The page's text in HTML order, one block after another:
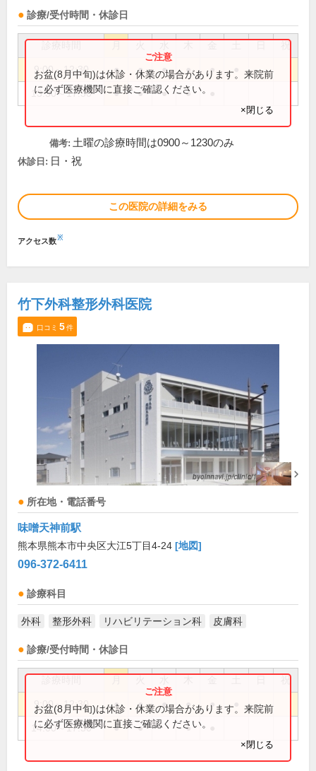
診療/受付時間・休診日
祝
9:00～12:30 ● ● ● ● ●
13:30～17:30 ● ● ● ●
お盆(8月中旬)は休診・休業の場合があります。来院前
に必ず医療機関に直接ご確認ください。
×閉じる
備考: 土曜の診療時間は0900～1230のみ
休診日: 日・祝
この医院の詳細をみる
アクセス数※
竹下外科整形外科医院
口コミ 5件
所在地・電話番号
味噌天神前駅
熊本県熊本市中央区大江5丁目4-24 [地図]
096-372-6411
診療科目
外科 整形外科 リハビリテーション科 皮膚科
診療/受付時間・休診日
祝
9:00～12:30 ● ● ● ● ●
14:00～17:30 ● ● ●
お盆(8月中旬)は休診・休業の場合があります。来院前
に必ず医療機関に直接ご確認ください。
×閉じる